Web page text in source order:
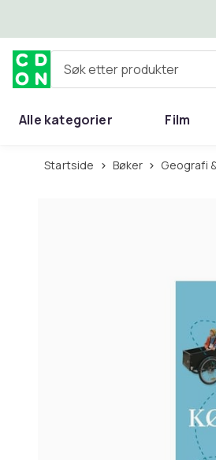
Søk etter produkter
Alle kategorier Film
Startside Bøker Geografi